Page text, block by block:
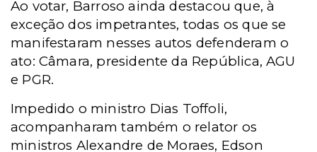
Ao votar, Barroso ainda destacou que, à
exceção dos impetrantes, todas os que se
manifestaram nesses autos defenderam o
ato: Câmara, presidente da República, AGU
e PGR.
Impedido o ministro Dias Toffoli,
acompanharam também o relator os
ministros Alexandre de Moraes, Edson